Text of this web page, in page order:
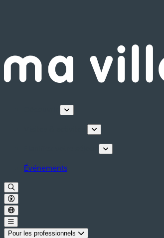
Événements
Pour les professionnels